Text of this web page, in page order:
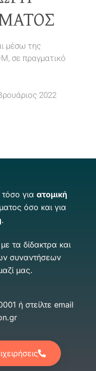
μέσω της
σε πραγματικό
2022
για ατομική
όσο και για
.
τα δίδακτρα και
συναντήσεων
μας.
ή στείλτε email